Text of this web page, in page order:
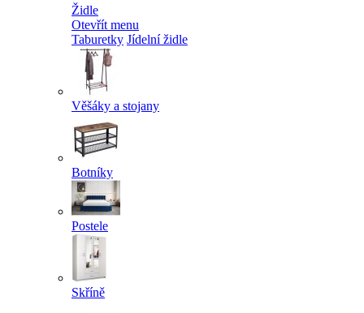
Židle
Otevřít menu
Taburetky Jídelní židle
Věšáky a stojany
Botníky
Postele
Skříně